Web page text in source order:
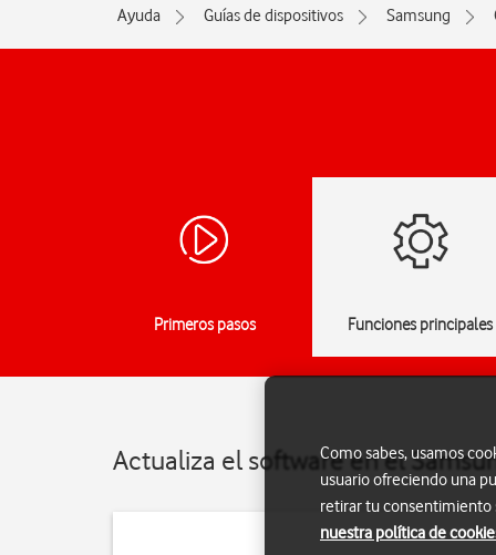
Ayuda Guías de dispositivos Samsung
Primeros pasos Funciones principales
Actualiza el software en el
Como sabes, usamos
usuario ofreciendo una
retirar tu consentimiento
nuestra política de